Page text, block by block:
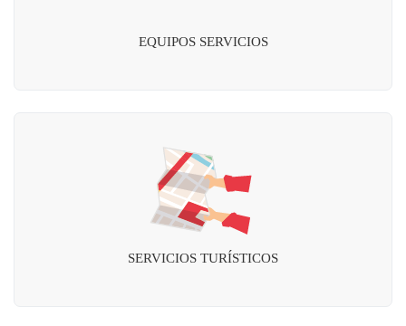
EQUIPOS SERVICIOS
SERVICIOS TURÍSTICOS